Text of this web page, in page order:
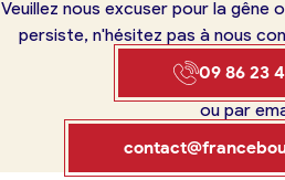
Pourquoi
Je référence
ma
Veuillez nous excuser pour la gêne
persiste, n'hésitez pas à nous
09 86 23
ou par